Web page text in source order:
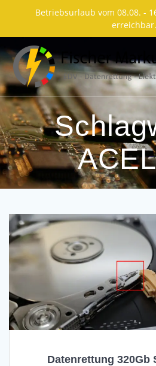
Betriebsurlaub vom 08.08. -
erreichbar.
Datenrettung 320Gb